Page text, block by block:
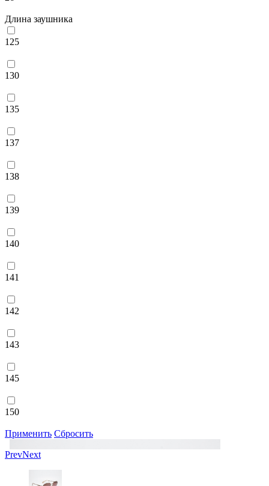
Длина заушника
125
130
135
137
138
139
140
141
142
143
145
150
Применить Сбросить
PrevNext